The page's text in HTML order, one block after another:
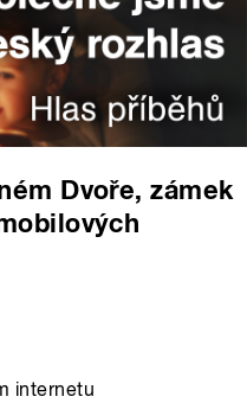
Dvoře, zámek
internetu